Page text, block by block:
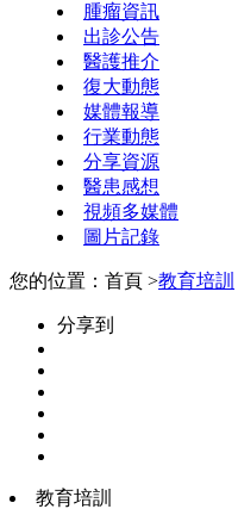
腫瘤資訊
出診公告
醫護推介
復大動態
媒體報導
行業動態
分享資源
醫患感想
視頻多媒體
圖片記錄
您的位置：首頁 >教育培訓
分享到
教育培訓